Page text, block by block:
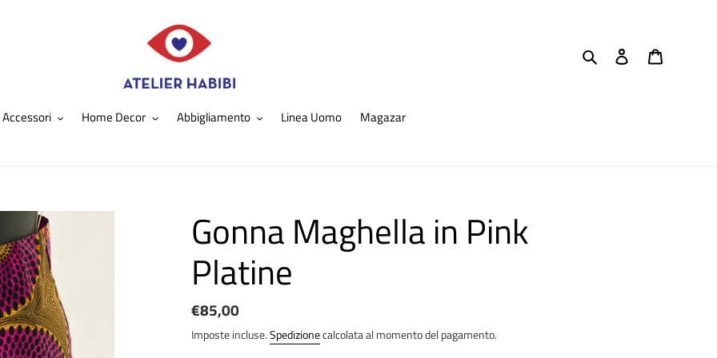
Cerca Accedi
Accessori Home Decor Abbigliamento Linea Uomo Magazar
Gonna Maghella in Pink
Platine
Prezzo
di
€85,00
Imposte incluse.Spedizionecalcolata al momento del pagamento.